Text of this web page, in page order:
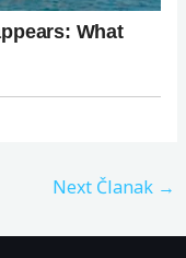
Next Članak →